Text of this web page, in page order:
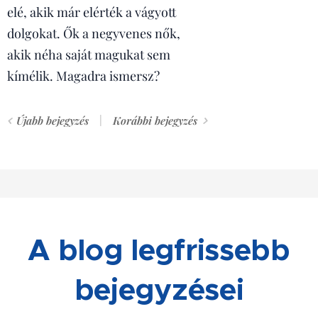
elé, akik már elérték a vágyott
dolgokat. Ők a negyvenes nők,
akik néha saját magukat sem
kímélik. Magadra ismersz?
Újabb bejegyzés Korábbi bejegyzés
A blog legfrissebb
bejegyzései